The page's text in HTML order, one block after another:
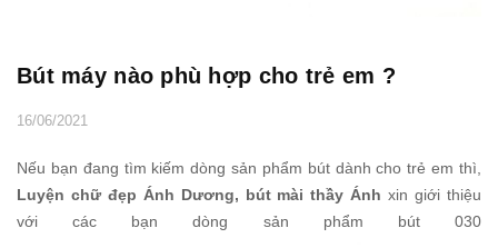
Bút máy nào phù hợp cho trẻ em ?
16/06/2021
Nếu bạn đang tìm kiếm dòng sản phẩm bút dành cho trẻ em thì,
Luyện chữ đẹp Ánh Dương, bút mài thầy Ánh xin giới thiệu
với các bạn dòng sản phẩm bút 030